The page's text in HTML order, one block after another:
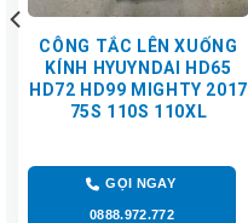
CÔNG TẮC LÊN XUỐNG
KÍNH HYUYNDAI HD65
HD72 HD99 MIGHTY 2017
75S 110S 110XL
GỌI NGAY
0888.972.772